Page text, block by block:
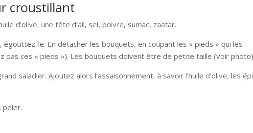
croustillant
d’olive, une tête d’ail, sel, poivre, sumac, zaatar.
égouttez-le. En détacher les bouquets, en coupant les « pieds » qui les
pas ces « pieds »). Les bouquets doivent être de petite taille (voir
saladier. Ajoutez alors l’assaisonnement, à savoir l’huile d’olive, les
peler.